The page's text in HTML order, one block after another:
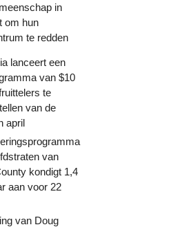
in
om hun
te redden
lanceert een
van $10
te
van de
april
van
kondigt 1,4
aan voor 22
van Doug